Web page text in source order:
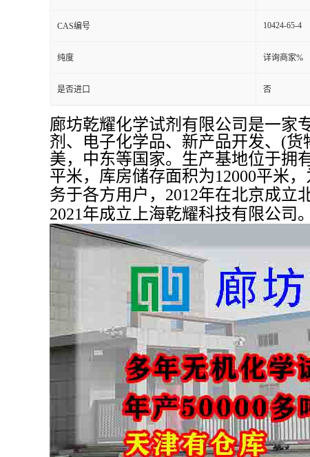
CAS编号 10424-65-4
纯度 详询商家%
是否进口 否
廊坊乾耀化学试剂有限公司是一家
剂、电子化学品、新产品开发、(
美，中东等国家。生产基地位于拥
平米，库房储存面积为12000平米
务于各方用户，2012年在北京成立
2021年成立上海乾耀科技有限公司。